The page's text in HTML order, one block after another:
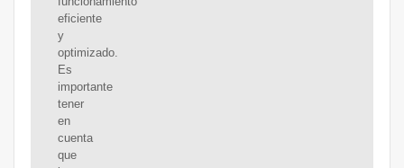
eficiente
y
optimizado.
Es
importante
tener
en
cuenta
que